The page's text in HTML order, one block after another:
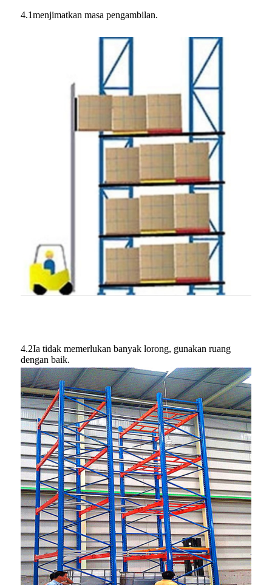
4.1menjimatkan masa pengambilan.
4.2Ia tidak memerlukan banyak lorong, gunakan ruang
dengan baik.